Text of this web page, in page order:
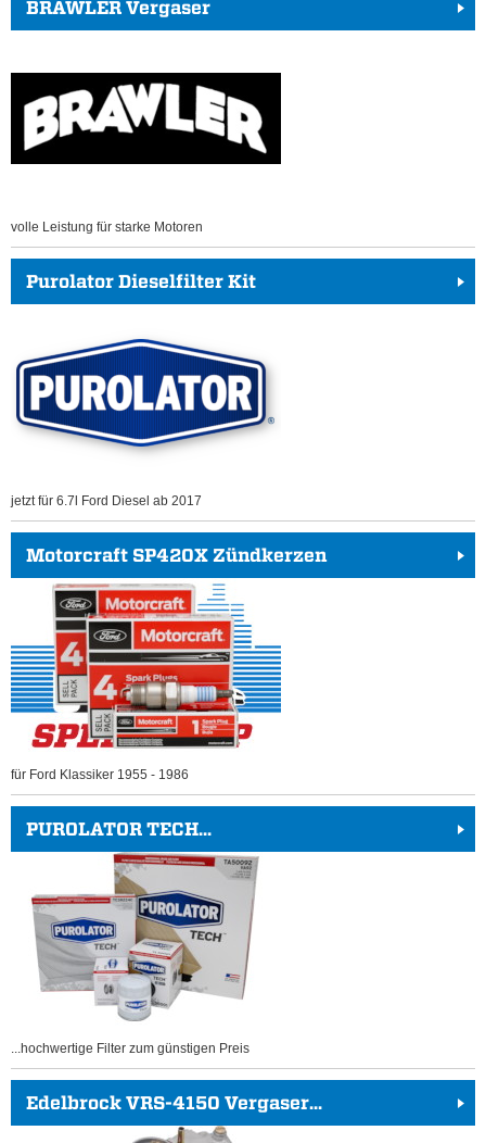
BRAWLER Vergaser
volle Leistung für starke Motoren
Purolator Dieselfilter Kit
jetzt für 6.7l Ford Diesel ab 2017
Motorcraft SP420X Zündkerzen
für Ford Klassiker 1955 - 1986
PUROLATOR TECH...
...hochwertige Filter zum günstigen Preis
Edelbrock VRS-4150 Vergaser...